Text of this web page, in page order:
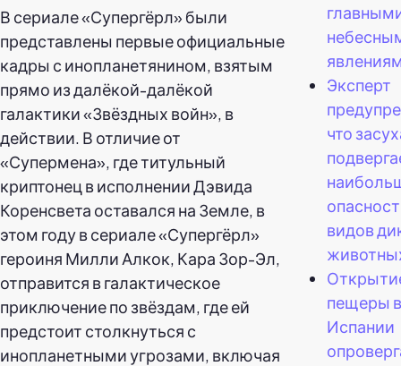
В сериале «Супергёрл» были
представлены первые официальные
кадры с инопланетянином, взятым
прямо из далёкой-далёкой
галактики «Звёздных войн», в
действии. В отличие от
«Супермена», где титульный
криптонец в исполнении Дэвида
Коренсвета оставался на Земле, в
этом году в сериале «Супергёрл»
героиня Милли Алкок, Кара Зор-Эл,
отправится в галактическое
приключение по звёздам, где ей
предстоит столкнуться с
инопланетными угрозами, включая
Эксперт
что
видов
пещеры в
Испании